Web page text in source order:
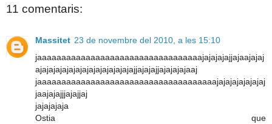
11 comentaris:
Massitet 23 de novembre del 2010, a les 15:10
jaaaaaaaaaaaaaaaaaaaaaaaaaaaaaaaaaajajajajajjajaajajaj
ajajajajajajajajajajajajajajajjajajajjajajajajaaj
jaaaaaaaaaaaaaaaaaaaaaaaaaaaaaaaaaaaaajajajajajajajaj
jaajajajjjajajjaj
jajajajaja
Ostia que